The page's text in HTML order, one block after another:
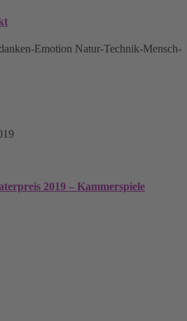
Emotion Natur-Technik-Mensch-
2019 – Kammerspiele